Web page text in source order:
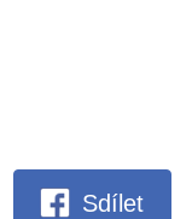
Sdílet